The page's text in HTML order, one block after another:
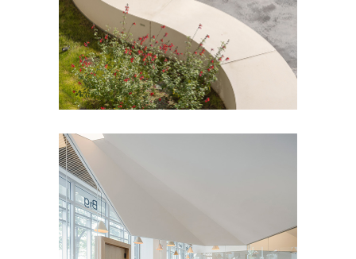
Plazooca
Cultural